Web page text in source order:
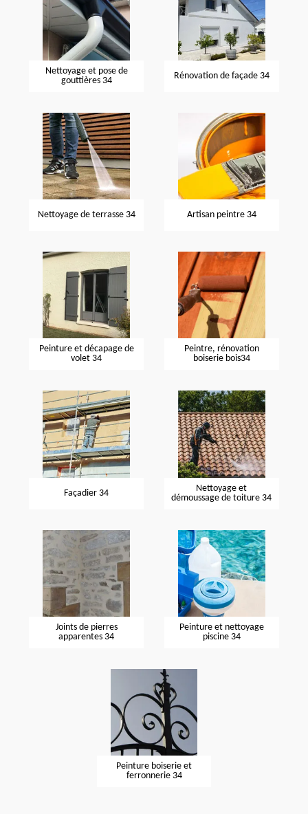
Nettoyage et pose de
gouttières 34
Rénovation de façade 34
Nettoyage de terrasse 34 Artisan peintre 34
Peinture et décapage de
volet 34
Peintre, rénovation
boiserie bois34
Façadier 34
Nettoyage et
démoussage de toiture 34
Joints de pierres
apparentes 34
Peinture et nettoyage
piscine 34
Peinture boiserie et
ferronnerie 34